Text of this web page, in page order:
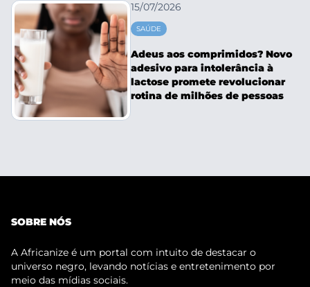
15/07/2026
SAÚDE
Adeus aos comprimidos? Novo
adesivo para intolerância à
lactose promete revolucionar
rotina de milhões de pessoas
SOBRE NÓS
A Africanize é um portal com intuito de destacar o
universo negro, levando notícias e entretenimento por
meio das mídias sociais.